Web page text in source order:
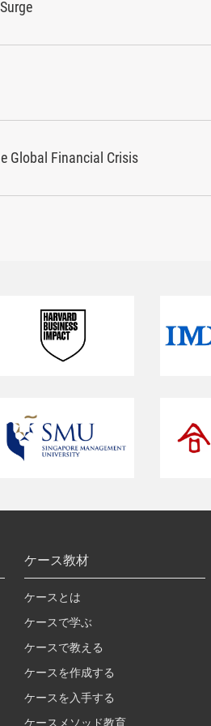
Global Financial Crisis
ケース教材
ケースとは
ケースで学ぶ
ケースで教える
ケースを作成する
ケースを入手する
ケースメソッド教育